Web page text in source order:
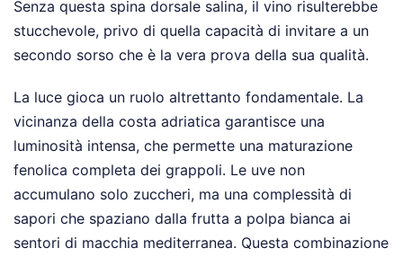
Senza questa spina dorsale salina, il vino risulterebbe
stucchevole, privo di quella capacità di invitare a un
secondo sorso che è la vera prova della sua qualità.
La luce gioca un ruolo altrettanto fondamentale. La
vicinanza della costa adriatica garantisce una
luminosità intensa, che permette una maturazione
fenolica completa dei grappoli. Le uve non
accumulano solo zuccheri, ma una complessità di
sapori che spaziano dalla frutta a polpa bianca ai
sentori di macchia mediterranea. Questa combinazione